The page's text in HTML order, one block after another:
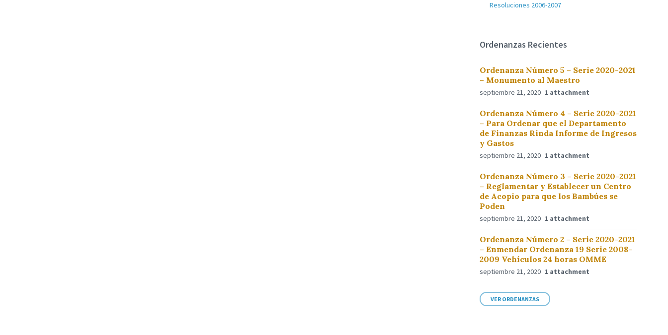
Resoluciones 2006-2007
Ordenanzas Recientes
Ordenanza Número 5 – Serie 2020-2021
– Monumento al Maestro
septiembre 21, 2020 1 attachment
Ordenanza Número 4 – Serie 2020-2021
– Para Ordenar que el Departamento
de Finanzas Rinda Informe de Ingresos
y Gastos
septiembre 21, 2020 1 attachment
Ordenanza Número 3 – Serie 2020-2021
– Reglamentar y Establecer un Centro
de Acopio para que los Bambúes se
Poden
septiembre 21, 2020 1 attachment
Ordenanza Número 2 – Serie 2020-2021
– Enmendar Ordenanza 19 Serie 2008-
2009 Vehículos 24 horas OMME
septiembre 21, 2020 1 attachment
VER ORDENANZAS